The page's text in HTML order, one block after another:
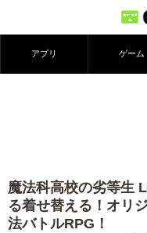
アプリ ゲーム
魔法科高校の劣等生
る着せ替える！オリ
法バトルRPG！